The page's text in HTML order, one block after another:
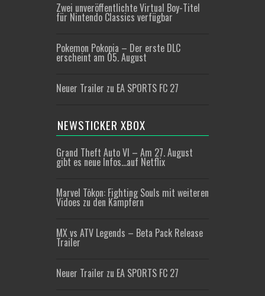
Zwei unveröffentlichte Virtual Boy-Titel
für Nintendo Classics verfügbar
Pokemon Pokopia – Der erste DLC
erscheint am 05. August
Neuer Trailer zu EA SPORTS FC 27
NEWSTICKER XBOX
Grand Theft Auto VI – Am 27. August
gibt es neue Infos…auf Netflix
Marvel Tōkon: Fighting Souls mit weiteren
Vidoes zu den Kämpfern
MX vs ATV Legends – Beta Pack Release
Trailer
Neuer Trailer zu EA SPORTS FC 27